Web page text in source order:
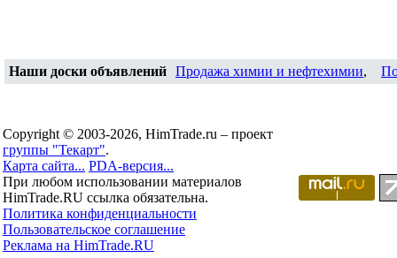
Наши доски объявлений Продажа химии и нефтехимии,
Copyright © 2003-2026, HimTrade.ru – проект
группы "Текарт".
Карта сайта... PDA-версия...
При любом использовании материалов
HimTrade.RU ссылка обязательна.
Политика конфиденциальности
Пользовательское соглашение
Реклама на HimTrade.RU